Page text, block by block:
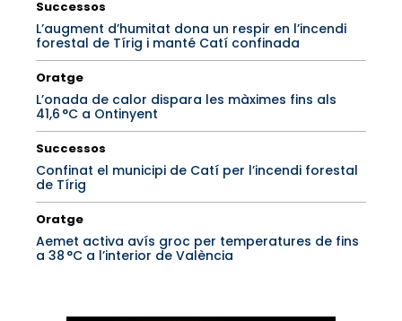
Successos
L’augment d’humitat dona un respir en l’incendi
forestal de Tírig i manté Catí confinada
Oratge
L’onada de calor dispara les màximes fins als
41,6 °C a Ontinyent
Successos
Confinat el municipi de Catí per l’incendi forestal
de Tírig
Oratge
Aemet activa avís groc per temperatures de fins
a 38 °C a l’interior de València